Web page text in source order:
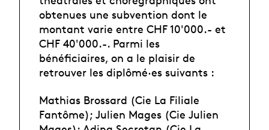
obtenues une subvention dont le
montant varie entre CHF 10'000.- et
CHF 40'000.-. Parmi les
bénéficiaires, on a le plaisir de
retrouver les diplômé·es suivants :
Mathias Brossard (Cie La Filiale
Fantôme); Julien Mages (Cie Julien